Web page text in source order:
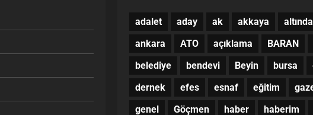
adalet aday ak akkaya
ankara
ATO açıklama BARAN
belediye
bendevi Beyin bursa
dernek
efes esnaf eğitim
genel
Göçmen haber haberim